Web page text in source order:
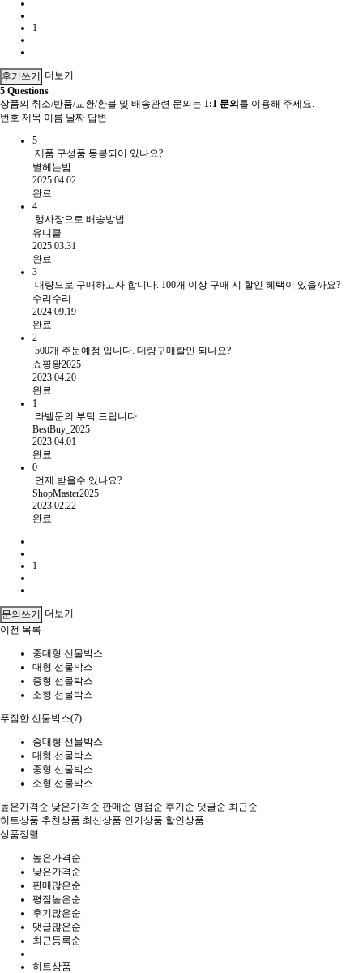
1
후기쓰기 더보기
5 Questions
상품의 취소/반품/교환/환불 및 배송관련 문의는 1:1 문의를 이용해 주세요.
번호 제목 이름 날짜 답변
5
제품 구성품 동봉되어 있나요?
별헤는밤
2025.04.02
완료
4
행사장으로 배송방법
유니클
2025.03.31
완료
3
대량으로 구매하고자 합니다. 100개 이상 구매 시 할인 혜택이 있을까요?
수리수리
2024.09.19
완료
2
500개 주문예정 입니다. 대량구매할인 되나요?
쇼핑왕2025
2023.04.20
완료
1
라벨문의 부탁 드립니다
BestBuy_2025
2023.04.01
완료
0
언제 받을수 있나요?
ShopMaster2025
2023.02.22
완료
1
문의쓰기 더보기
이전 목록
중대형 선물박스
대형 선물박스
중형 선물박스
소형 선물박스
푸짐한 선물박스(7)
중대형 선물박스
대형 선물박스
중형 선물박스
소형 선물박스
높은가격순 낮은가격순 판매순 평점순 후기순 댓글순 최근순
히트상품 추천상품 최신상품 인기상품 할인상품
상품정렬
높은가격순
낮은가격순
판매많은순
평점높은순
후기많은순
댓글많은순
최근등록순
히트상품